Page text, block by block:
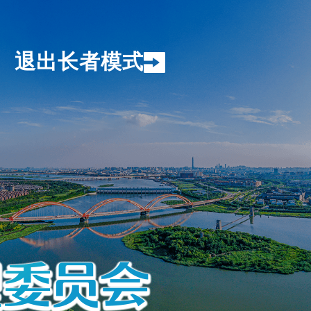
退出长者模式